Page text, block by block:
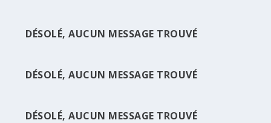
TECHNOLOGIE DE L&RS...
DÉSOLÉ, AUCUN MESSAGE TROUVÉ
DÉSOLÉ, AUCUN MESSAGE TROUVÉ
DÉSOLÉ, AUCUN MESSAGE TROUVÉ